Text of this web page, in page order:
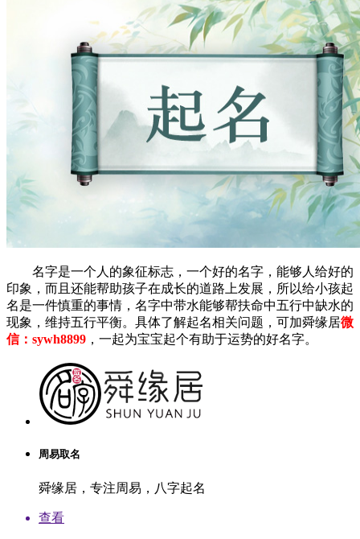
名字是一个人的象征标志，一个好的名字，能够人给好的
印象，而且还能帮助孩子在成长的道路上发展，所以给小孩起
名是一件慎重的事情，名字中带水能够帮扶命中五行中缺水的
现象，维持五行平衡。具体了解起名相关问题，可加舜缘居微
信：sywh8899 ，一起为宝宝起个有助于运势的好名字。
周易取名
舜缘居，专注周易，八字起名
查看